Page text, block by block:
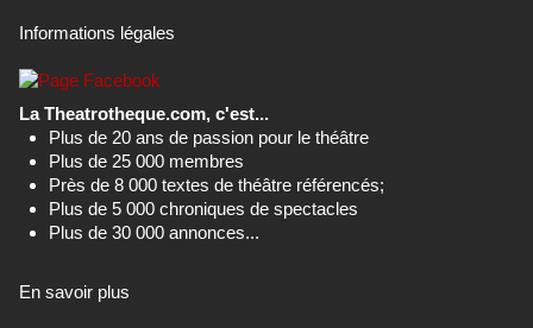
Informations légales
La Theatrotheque.com, c'est...
Plus de 20 ans de passion pour le théâtre
Plus de 25 000 membres
Près de 8 000 textes de théâtre référencés;
Plus de 5 000 chroniques de spectacles
Plus de 30 000 annonces...
En savoir plus